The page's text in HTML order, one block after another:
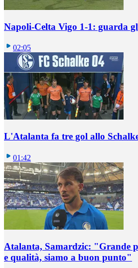
Napoli-Celta Vigo 1-1: guarda
02:05
L'Atalanta fa tre gol allo
01:42
Atalanta, Samardzic: "Grande
e qualità, siamo a buon punto"